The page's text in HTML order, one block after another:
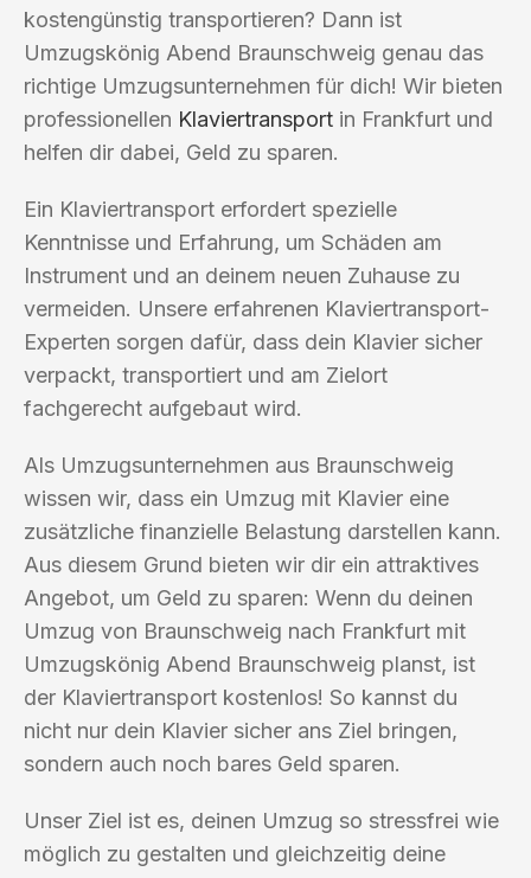
kostengünstig transportieren? Dann ist
Umzugskönig Abend Braunschweig genau das
richtige Umzugsunternehmen für dich! Wir bieten
professionellen Klaviertransport in Frankfurt und
helfen dir dabei, Geld zu sparen.
Ein Klaviertransport erfordert spezielle
Kenntnisse und Erfahrung, um Schäden am
Instrument und an deinem neuen Zuhause zu
vermeiden. Unsere erfahrenen Klaviertransport-
Experten sorgen dafür, dass dein Klavier sicher
verpackt, transportiert und am Zielort
fachgerecht aufgebaut wird.
Als Umzugsunternehmen aus Braunschweig
wissen wir, dass ein Umzug mit Klavier eine
zusätzliche finanzielle Belastung darstellen kann.
Aus diesem Grund bieten wir dir ein attraktives
Angebot, um Geld zu sparen: Wenn du deinen
Umzug von Braunschweig nach Frankfurt mit
Umzugskönig Abend Braunschweig planst, ist
der Klaviertransport kostenlos! So kannst du
nicht nur dein Klavier sicher ans Ziel bringen,
sondern auch noch bares Geld sparen.
Unser Ziel ist es, deinen Umzug so stressfrei wie
möglich zu gestalten und gleichzeitig deine